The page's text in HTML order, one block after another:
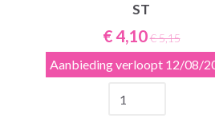
ST
€ 4,10€ 5,15
Aanbieding verloopt 12/08/